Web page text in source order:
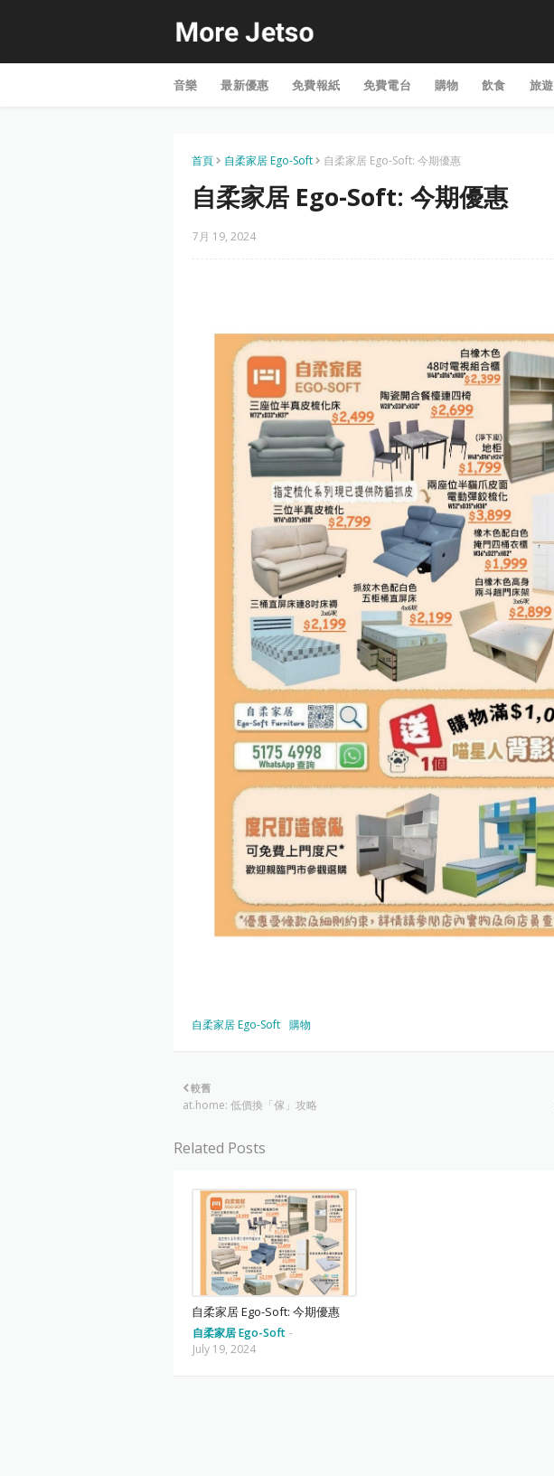
音樂 最新優惠 免費報紙 免費電台 購物 飲食 旅遊
首頁 自柔家居 Ego-Soft 自柔家居 Ego-Soft: 今期優惠
自柔家居 Ego-Soft: 今期優惠
7月 19, 2024
自柔家居 Ego-Soft 購物
較舊
at.home: 低價換「傢」攻略
Related Posts
自柔家居 Ego-Soft: 今期優惠
自柔家居 Ego-Soft -
July 19, 2024